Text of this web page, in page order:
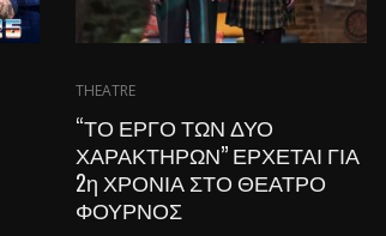
THEATRE
“ΤΟ ΕΡΓΟ ΤΩΝ ΔΥΟ
ΧΑΡΑΚΤΗΡΩΝ” ΕΡΧΕΤΑΙ ΓΙΑ
2η ΧΡΟΝΙΑ ΣΤΟ ΘΕΑΤΡΟ
ΦΟΥΡΝΟΣ